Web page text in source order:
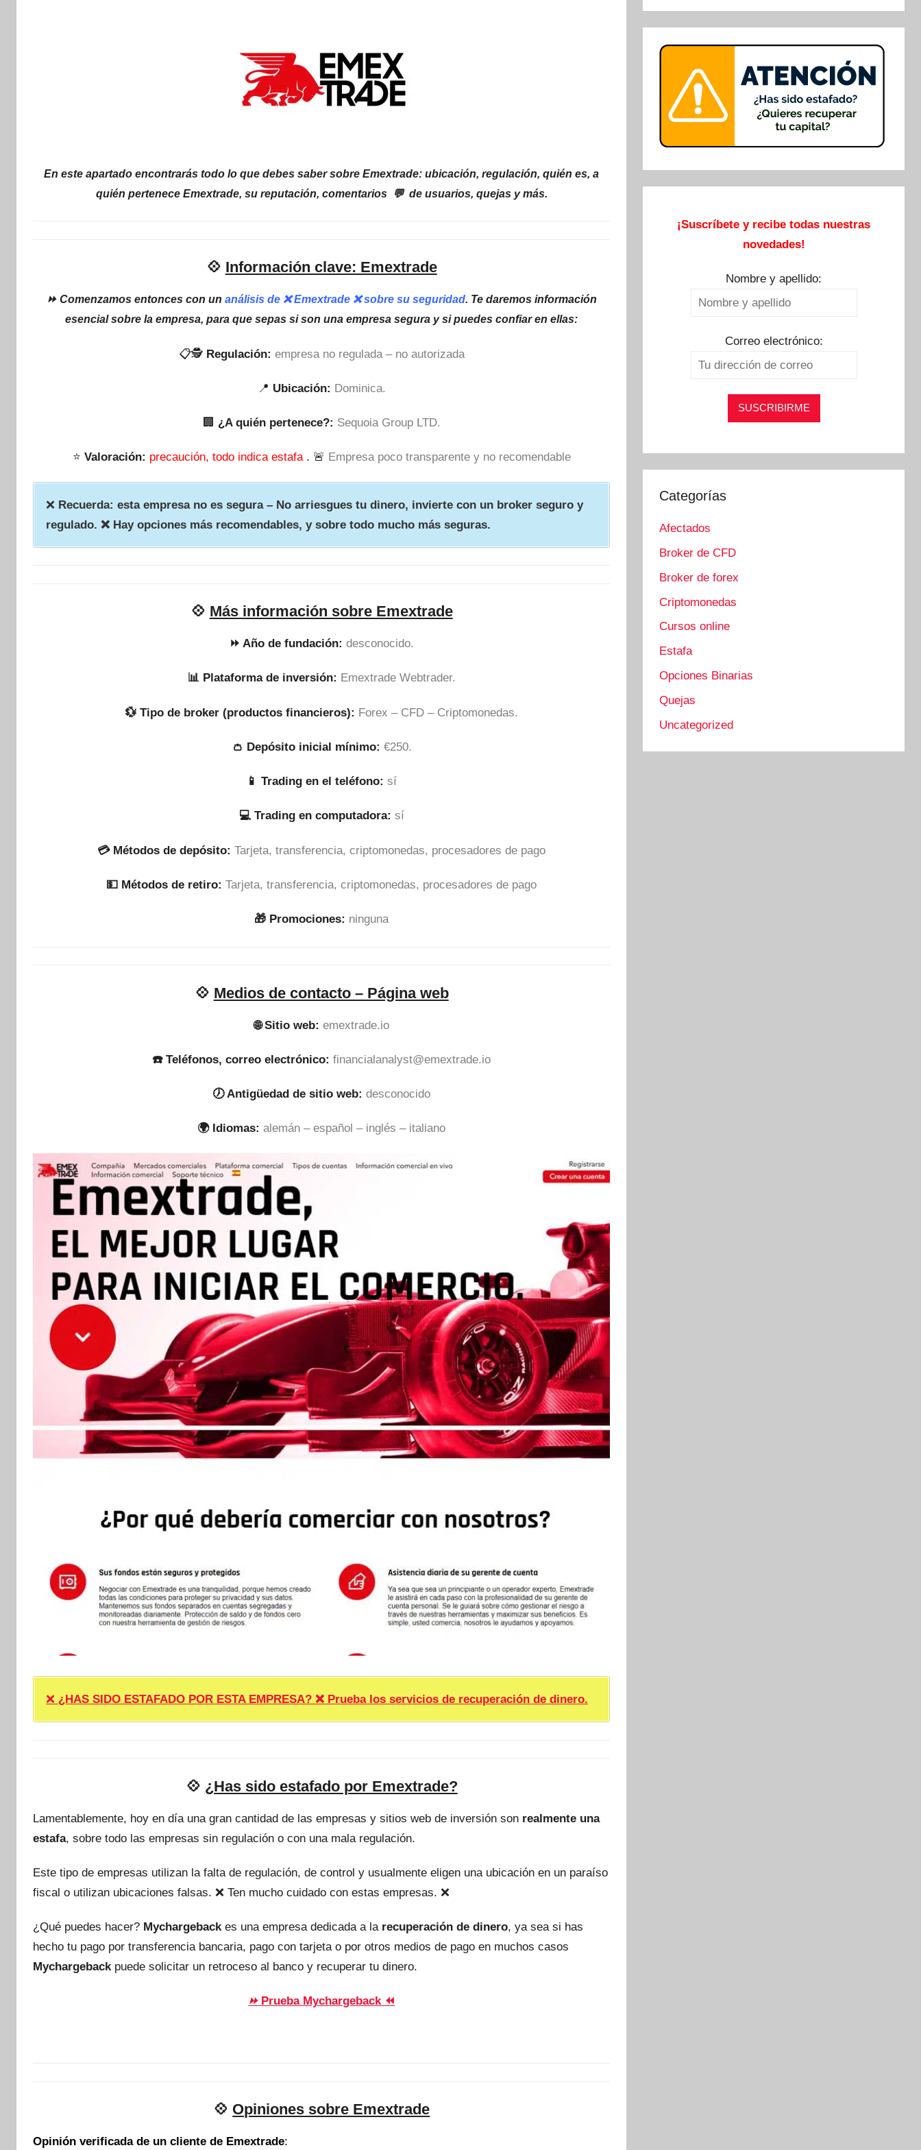
En este apartado encontrarás todo lo que debes saber sobre Emextrade: ubicación, regulación, quién es, a
quién pertenece Emextrade, su reputación, comentarios 💬 de usuarios, quejas y más.
💠 Información clave: Emextrade
⏩ Comenzamos entonces con un análisis de ❌ Emextrade ❌ sobre su seguridad. Te daremos información
esencial sobre la empresa, para que sepas si son una empresa segura y si puedes confiar en ellas:
📋🕵 Regulación: empresa no regulada – no autorizada
📍 Ubicación: Dominica.
🏢 ¿A quién pertenece?: Sequoia Group LTD.
⭐ Valoración: precaución, todo indica estafa . 🚨 Empresa poco transparente y no recomendable
❌ Recuerda: esta empresa no es segura – No arriesgues tu dinero, invierte con un broker seguro y
regulado. ❌ Hay opciones más recomendables, y sobre todo mucho más seguras.
💠 Más información sobre Emextrade
⏩ Año de fundación: desconocido.
📊 Plataforma de inversión: Emextrade Webtrader.
💱 Tipo de broker (productos financieros): Forex – CFD – Criptomonedas.
👛 Depósito inicial mínimo: €250.
📱 Trading en el teléfono: sí
💻 Trading en computadora: sí
💳 Métodos de depósito: Tarjeta, transferencia, criptomonedas, procesadores de pago
💵​ Métodos de retiro: Tarjeta, transferencia, criptomonedas, procesadores de pago
🎁 Promociones: ninguna
💠 Medios de contacto – Página web
🌐 Sitio web: emextrade.io
☎️ Teléfonos, correo electrónico: financialanalyst@emextrade.io
🕖 Antigüedad de sitio web: desconocido
🌍 Idiomas: alemán – español – inglés – italiano
❌ ¿HAS SIDO ESTAFADO POR ESTA EMPRESA? ❌ Prueba los servicios de recuperación de dinero.
💠 ¿Has sido estafado por Emextrade?
Lamentablemente, hoy en día una gran cantidad de las empresas y sitios web de inversión son realmente una
estafa, sobre todo las empresas sin regulación o con una mala regulación.
Este tipo de empresas utilizan la falta de regulación, de control y usualmente eligen una ubicación en un paraíso
fiscal o utilizan ubicaciones falsas. ❌ Ten mucho cuidado con estas empresas. ❌
¿Qué puedes hacer? Mychargebackes una empresa dedicada a la recuperación de dinero, ya sea si has
hecho tu pago por transferencia bancaria, pago con tarjeta o por otros medios de pago en muchos casos
Mychargebackpuede solicitar un retroceso al banco y recuperar tu dinero.
⏩ Prueba Mychargeback ⏪
💠 Opiniones sobre Emextrade
Opinión verificada de un cliente de Emextrade:
¡Suscríbete y recibe todas nuestras
novedades!
Nombre y apellido:
Correo electrónico:
Categorías
Afectados
Broker de CFD
Broker de forex
Criptomonedas
Cursos online
Estafa
Opciones Binarias
Quejas
Uncategorized